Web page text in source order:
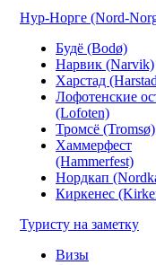
Нур-Норге (Nord-
Будё (Bodø)
Нарвик (Narvik)
Харстад
Лофотенские
(Lofoten)
Тромсё (Tromsø)
Хаммерфест
(Hammerfest)
Нордкап
Киркенес
Туристу на заметку
Визы